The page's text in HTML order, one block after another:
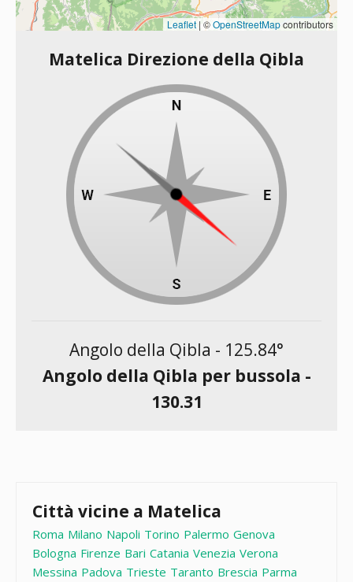
Leaflet | ©OpenStreetMapcontributors
Matelica Direzione della Qibla
Angolo della Qibla - 125.84°
Angolo della Qibla per bussola -
130.31
Città vicine a Matelica
Roma Milano Napoli Torino Palermo Genova
Bologna Firenze Bari Catania Venezia Verona
Messina Padova Trieste Taranto Brescia Parma